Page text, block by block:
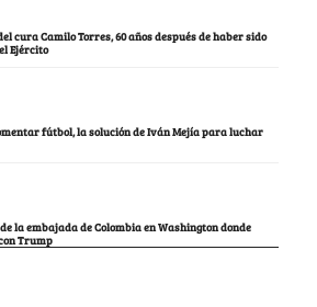
cura Camilo Torres, 60 años después de haber sido
Ejército
fútbol, la solución de Iván Mejía para luchar
la embajada de Colombia en Washington donde
Trump